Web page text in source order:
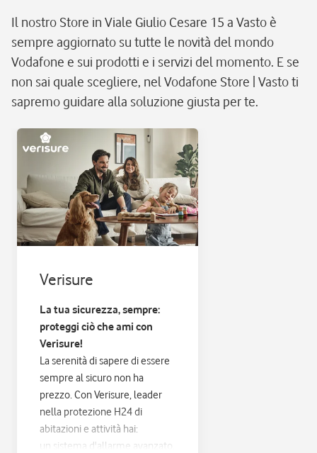
Il nostro Store in Viale Giulio Cesare 15 a Vasto è
sempre aggiornato su tutte le novità del mondo
Vodafone e sui prodotti e i servizi del momento. E se
non sai quale scegliere, nel Vodafone Store | Vasto ti
sapremo guidare alla soluzione giusta per te.
Verisure
La tua sicurezza, sempre:
proteggi ciò che ami con
Verisure!
La serenità di sapere di essere
sempre al sicuro non ha
prezzo. Con Verisure, leader
nella protezione H24 di
abitazioni e attività hai:
un sistema d'allarme avanzato,